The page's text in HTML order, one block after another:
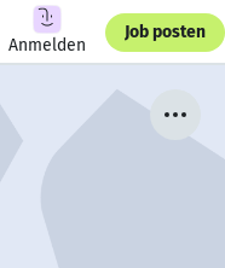
Anmelden
Job posten